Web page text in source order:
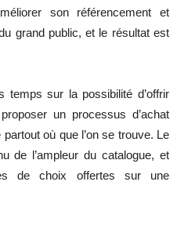
son référencement et
grand public, et le résultat est
temps sur la possibilité d’offrir
un processus d’achat
où que l’on se trouve. Le
de l’ampleur du catalogue, et
de choix offertes sur une